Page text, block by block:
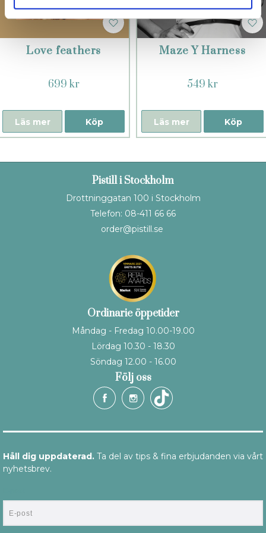
Love feathers
699 kr
Köp
Läs mer
Maze Y Harness
549 kr
Köp
Läs mer
Pistill i Stockholm
Drottninggatan 100 i Stockholm
Telefon: 08-411 66 66
order@pistill.se
Ordinarie öppetider
Måndag - Fredag 10.00-19.00
Lördag 10.30 - 18.30
Söndag 12.00 - 16.00
Följ oss
Håll dig uppdaterad. Ta del av tips & fina erbjudanden via vårt
nyhetsbrev.